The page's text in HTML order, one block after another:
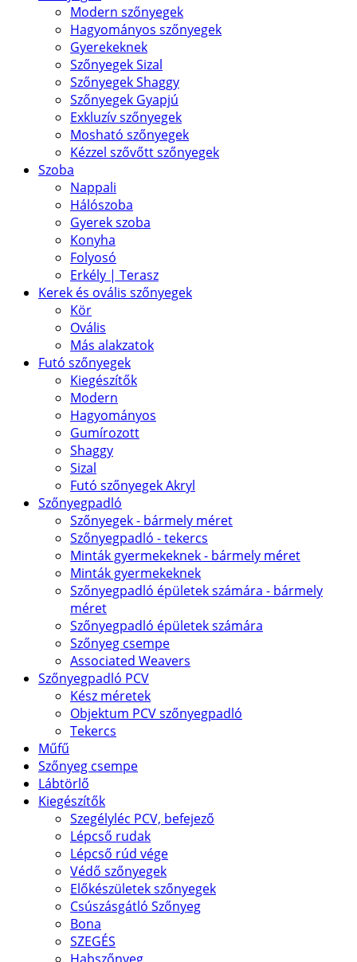
Modern szőnyegek
Hagyományos szőnyegek
Gyerekeknek
Szőnyegek Sizal
Szőnyegek Shaggy
Szőnyegek Gyapjú
Exkluzív szőnyegek
Mosható szőnyegek
Kézzel szővőtt szőnyegek
Szoba
Nappali
Hálószoba
Gyerek szoba
Konyha
Folyosó
Erkély | Terasz
Kerek és ovális szőnyegek
Kör
Ovális
Más alakzatok
Futó szőnyegek
Kiegészítők
Modern
Hagyományos
Gumírozott
Shaggy
Sizal
Futó szőnyegek Akryl
Szőnyegpadló
Szőnyegek - bármely méret
Szőnyegpadló - tekercs
Minták gyermekeknek - bármely méret
Minták gyermekeknek
Szőnyegpadló épületek számára - bármely
méret
Szőnyegpadló épületek számára
Szőnyeg csempe
Associated Weavers
Szőnyegpadló PCV
Kész méretek
Objektum PCV szőnyegpadló
Tekercs
Műfű
Szőnyeg csempe
Lábtörlő
Kiegészítők
Szegélyléc PCV, befejező
Lépcső rudak
Lépcső rúd vége
Védő szőnyegek
Előkészületek szőnyegek
Csúszásgátló Szőnyeg
Bona
SZEGÉS